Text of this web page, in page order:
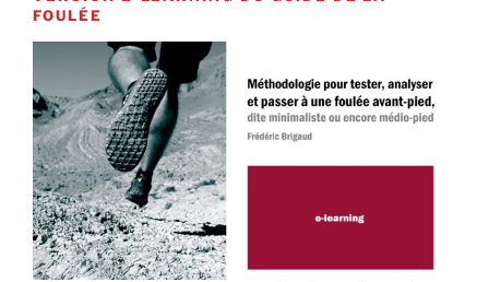
FOULÉE